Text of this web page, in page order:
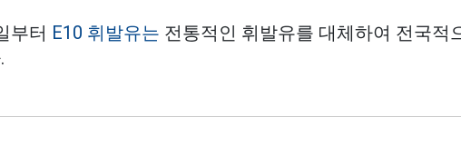
부터 E10 휘발유는 전통적인 휘발유를 대체하여 전국적